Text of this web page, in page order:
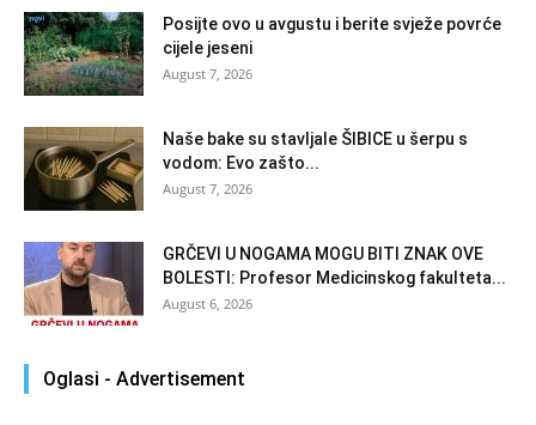
Posijte ovo u avgustu i berite svježe povrće
cijele jeseni
August 7, 2026
Naše bake su stavljale ŠIBICE u šerpu s
vodom: Evo zašto...
August 7, 2026
GRČEVI U NOGAMA MOGU BITI ZNAK OVE
BOLESTI: Profesor Medicinskog fakulteta...
August 6, 2026
Oglasi - Advertisement